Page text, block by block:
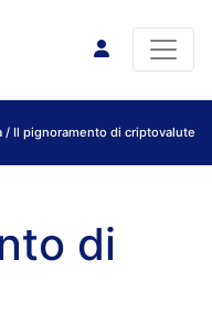
/ Il pignoramento di criptovalute
di